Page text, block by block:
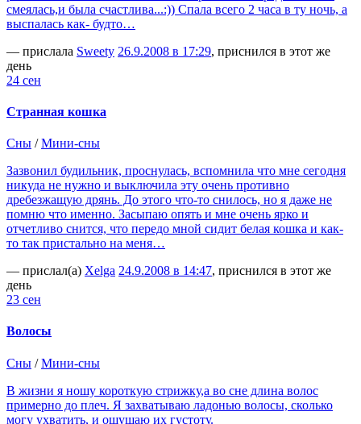
смеялась,и была счастлива...:)) Спала всего 2 часа в ту ночь, а
выспалась как- будто…
— прислала Sweety 26.9.2008 в 17:29, приснился в этот же
день
24 сен
Странная кошка
Сны /Мини-сны
Зазвонил будильник, проснулась, вспомнила что мне сегодня
никуда не нужно и выключила эту очень противно
дребезжащую дрянь. До этого что-то снилось, но я даже не
помню что именно. Засыпаю опять и мне очень ярко и
отчетливо снится, что передо мной сидит белая кошка и как-
то так пристально на меня…
— прислал(а) Xelga 24.9.2008 в 14:47, приснился в этот же
день
23 сен
Волосы
Сны /Мини-сны
В жизни я ношу короткую стрижку,а во сне длина волос
примерно до плеч. Я захватываю ладонью волосы, сколько
могу ухватить, и ощущаю их густоту.